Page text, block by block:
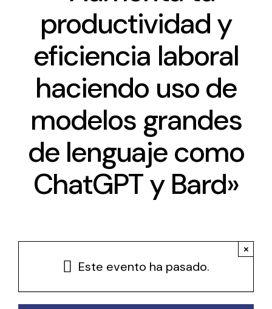
Antena Tecnológica
Eventos
Conócenos
productividad y
eficiencia laboral
haciendo uso de
modelos grandes
de lenguaje como
ChatGPT y Bard»
Este evento ha pasado.
×